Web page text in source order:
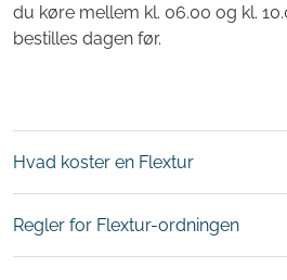
du køre mellem kl. 06.00 og kl.
bestilles dagen før.
Hvad koster en Flextur
Regler for Flextur-ordningen